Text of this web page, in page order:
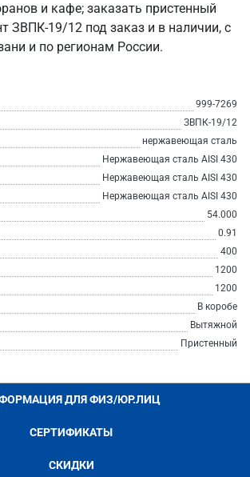
и кафе; заказать пристенный
ЗВПК-19/12 под заказ и в наличии, с
и по регионам России.
999-7269
ЗВПК-19/12
нержавеющая сталь
Нержавеющая сталь AISI 430
Нержавеющая сталь AISI 430
Нержавеющая сталь AISI 430
54.000
0.91
400
1200
1200
В коробе
Вытяжной
Пристенный
ДЛЯ ФИЗ/ЮР.ЛИЦ
СЕРТИФИКАТЫ
СКИДКИ